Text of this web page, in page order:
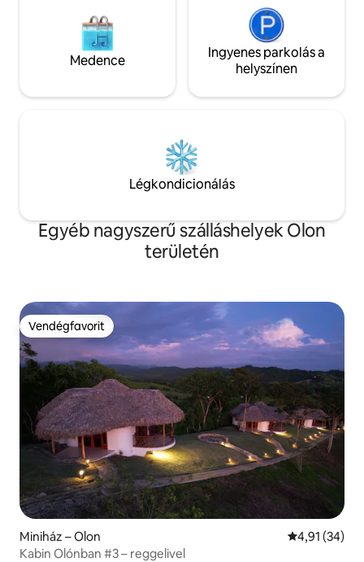
Medence
Ingyenes parkolás a
helyszínen
Légkondicionálás
Egyéb nagyszerű szálláshelyek Olon
területén
Vendégfavorit
Vendégfavorit
Miniház – Olon Átlagos
4,91 (34)
Kabin Olónban #3 – reggelivel